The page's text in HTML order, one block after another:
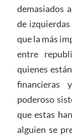
demasiados
de
que la más
entre
quienes
financieras
poderoso
que estas
alguien se